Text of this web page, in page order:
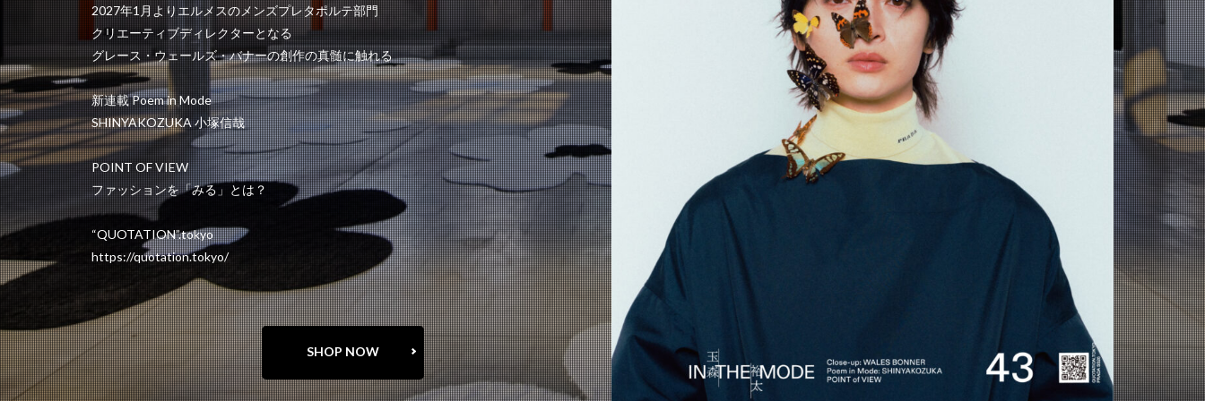
2027年1月よりエルメスのメンズプレタポルテ部門
クリエーティブディレクターとなる
グレース・ウェールズ・バナーの創作の真髄に触れる
新連載 Poem in Mode
SHINYAKOZUKA 小塚信哉
POINT OF VIEW
ファッションを「みる」とは？
“QUOTATION”.tokyo
https://quotation.tokyo/
SHOP NOW